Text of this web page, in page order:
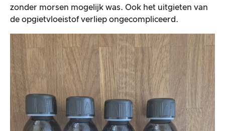
zonder morsen mogelijk was. Ook het uitgieten van
de opgietvloeistof verliep ongecompliceerd.